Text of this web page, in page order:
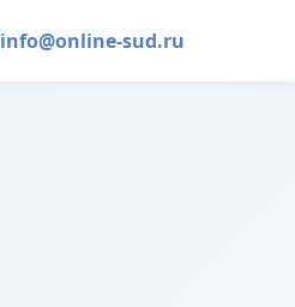
info@online-sud.ru